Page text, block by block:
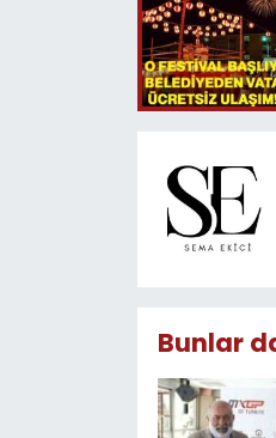
Bunlar